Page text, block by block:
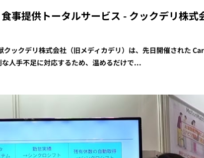
提供トータルサービス - クックデリ株式
ックデリ株式会社（旧メディカデリ）は、先日開催された
人手不足に対応するため、温めるだけで...